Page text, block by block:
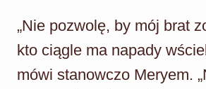
„Nie pozwolę, by mój brat
kto ciągle ma napady
mówi stanowczo Meryem.